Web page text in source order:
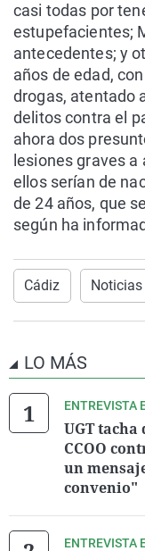
casi todas por
estupefacientes;
antecedentes; y
años de edad,
drogas, atentado
delitos contra el
ahora dos
lesiones graves
ellos serían de
de 24 años, que
según ha
Cádiz
LO MÁS
ENTREVISTA
UGT
CCOO
un
convenio"
ENTREVISTA